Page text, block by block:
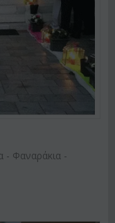
- Φαναράκια -